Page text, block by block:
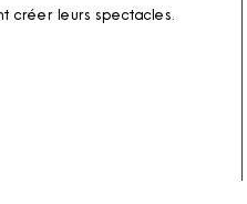
créer leurs spectacles.